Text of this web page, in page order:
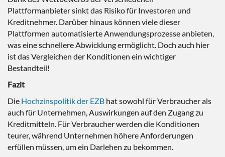
Plattformanbieter sinkt das Risiko für Investoren und
Kreditnehmer. Darüber hinaus können viele dieser
Plattformen automatisierte Anwendungsprozesse anbieten,
was eine schnellere Abwicklung ermöglicht. Doch auch hier
ist das Vergleichen der Konditionen ein wichtiger
Bestandteil!
Fazit
Die Hochzinspolitik der EZB hat sowohl für Verbraucher als
auch für Unternehmen, Auswirkungen auf den Zugang zu
Kreditmitteln. Für Verbraucher werden die Konditionen
teurer, während Unternehmen höhere Anforderungen
erfüllen müssen, um ein Darlehen zu bekommen.